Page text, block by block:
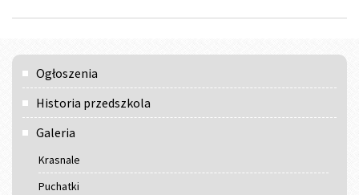
Menu
główne
Ogłoszenia
Historia przedszkola
Galeria
Krasnale
Puchatki